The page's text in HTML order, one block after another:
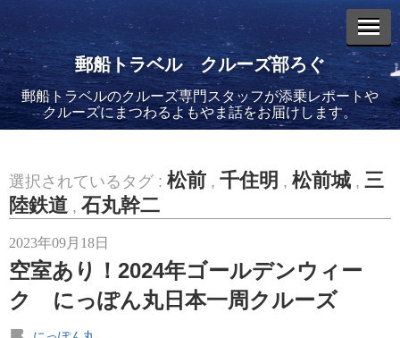
郵船トラベル クルーズ部ろぐ
郵船トラベルのクルーズ専門スタッフが添乗レポートや
クルーズにまつわるよもやま話をお届けします。
選択されているタグ : 松前 , 千住明 , 松前城 , 三
陸鉄道, 石丸幹二
2023年09月18日
空室あり！2024年ゴールデンウィー
ク にっぽん丸日本一周クルーズ
エントリーリスト
バイキング・エデンに乗船してきました！(2)